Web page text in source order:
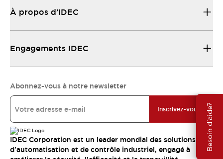
Besoin d'aide?
À propos d’IDEC
Engagements IDEC
Abonnez-vous à notre newsletter
Inscrivez-vous
IDEC Corporation est un leader mondial des solutions
d'automatisation et de contrôle industriel, engagé à